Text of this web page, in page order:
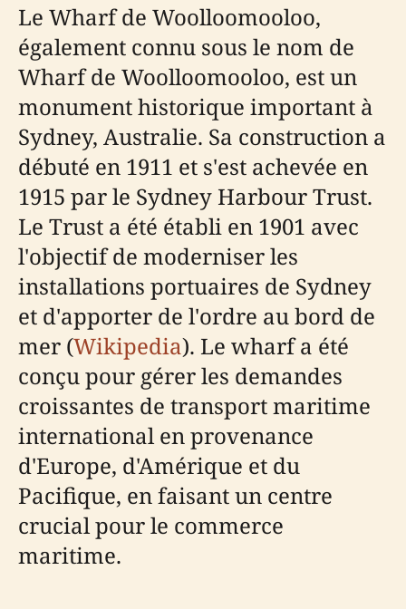
Le Wharf de Woolloomooloo,
également connu sous le nom de
Wharf de Woolloomooloo, est un
monument historique important à
Sydney, Australie. Sa construction a
débuté en 1911 et s'est achevée en
1915 par le Sydney Harbour Trust.
Le Trust a été établi en 1901 avec
l'objectif de moderniser les
installations portuaires de Sydney
et d'apporter de l'ordre au bord de
mer (Wikipedia). Le wharf a été
conçu pour gérer les demandes
croissantes de transport maritime
international en provenance
d'Europe, d'Amérique et du
Pacifique, en faisant un centre
crucial pour le commerce
maritime.